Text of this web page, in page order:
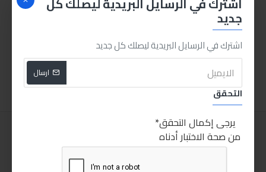
جديد
اشترك في الرسايل البريدية ليصلك كل جديد
ارسال
التحقق
يرجى إكمال التحقق
من صحة الاختبار أدناه
انجكو كلابة بوز طويل 9بوصة
80.00LE
اضافة للسلة
160.00LE